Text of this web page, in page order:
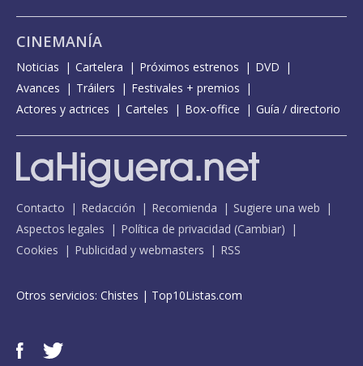
CINEMANÍA
Noticias Cartelera Próximos estrenos
DVD
Avances
Tráilers
Festivales + premios
Actores y actrices
Carteles Box-office Guía / directorio
Contacto Redacción Recomienda
Sugiere una web
Aspectos legales
Política de privacidad (Cambiar)
Cookies
Publicidad y webmasters RSS
Otros servicios: Chistes | Top10Listas.com